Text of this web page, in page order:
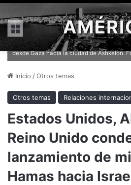
Menú
Rayos de luz muestran la trayectoria de
fuerzas de seguridad israelíes para
desde Gaza hacia la ciudad de Ashkelon.
Inicio /Otros temas
Otros temas Relaciones
Estados Unidos,
Reino Unido
lanzamiento de
Hamas hacia